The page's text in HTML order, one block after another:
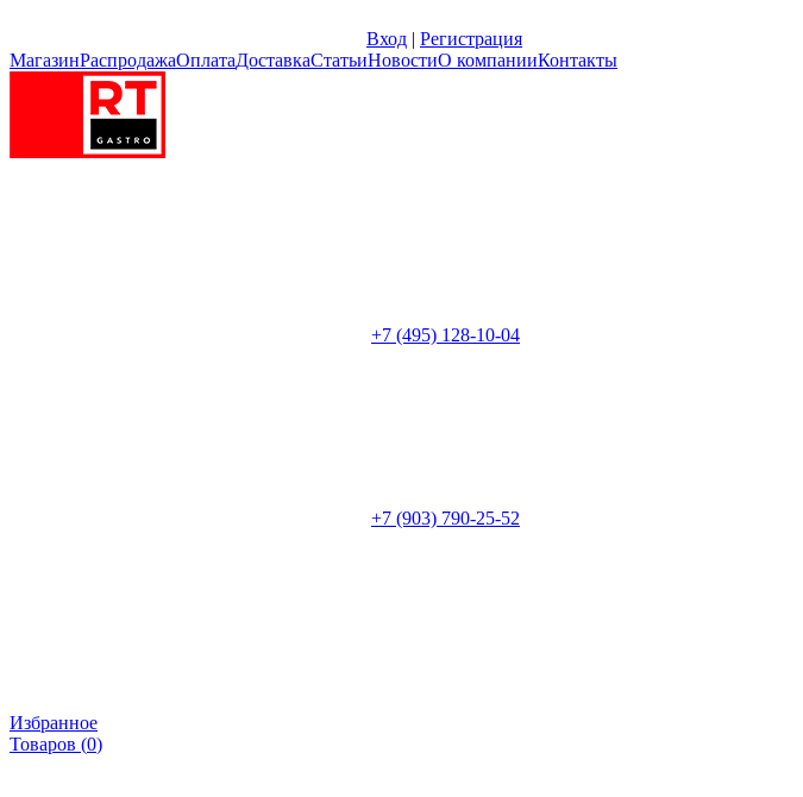
Вход | Регистрация
МагазинРаспродажаОплатаДоставкаСтатьиНовостиО компанииКонтакты
+7 (495) 128-10-04
+7 (903) 790-25-52
Избранное
Товаров (0)